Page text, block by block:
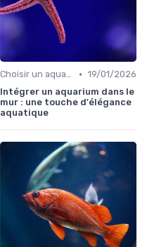
Choisir un aquarium • 19/01/2026
Intégrer un aquarium dans le
mur : une touche d'élégance
aquatique